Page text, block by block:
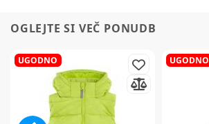
OGLEJTE SI VEČ PONUDB
UGODNO UGODNO